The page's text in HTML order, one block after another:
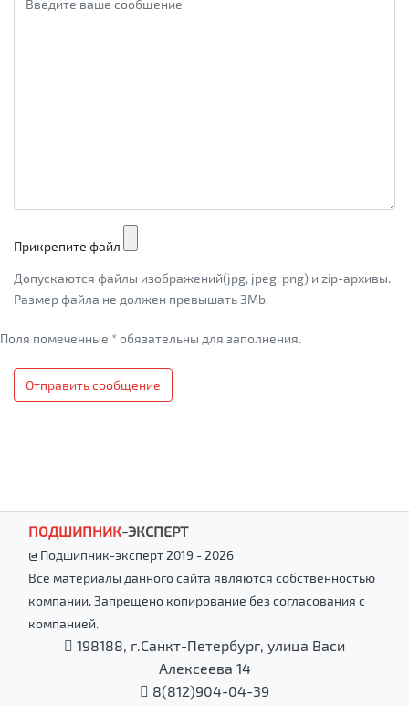
Прикрепите файл
Допускаются файлы изображений(jpg, jpeg, png) и zip-архивы.
Размер файла не должен превышать 3Mb.
Поля помеченные * обязательны для заполнения.
Отправить сообщение
ПОДШИПНИК-ЭКСПЕРТ
@ Подшипник-эксперт 2019 - 2026
Все материалы данного сайта являются собственностью
компании. Запрещено копирование без согласования с
компанией.
198188, г.Санкт-Петербург, улица Васи
Алексеева 14
8(812)904-04-39